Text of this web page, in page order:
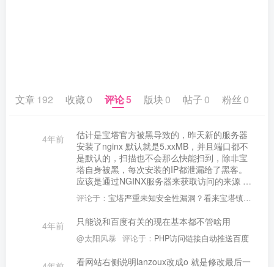
文章192 收藏 0 评论5 版块 0 帖子 0 粉丝 0
4年前
估计是宝塔官方被黑导致的，昨天新的服务器
安装了nginx 默认就是5.xxMB，并且端口都不
是默认的，扫描也不会那么快能扫到，除非宝
塔自身被黑，每次安装的IP都泄漏给了黑客。
应该是通过NGINX服务器来获取访问的来源 直
接访问好像不会跳转和加载，把NGINX去杀毒
软件扫描了一下，宝塔运维面板这种对后端的
应用肯定会有hash值校验的。 不然直接被篡改
不就丢人了
评论于： 宝塔严重未知安全性漏洞？看来宝塔镇不住河妖的！！！
4年前 只能说和百度有关的现在基本都不管啥用
@太阳风暴 评论于： PHP访问链接自动推送百度
看网站右侧说明lanzoux改成o 就是修改最后一